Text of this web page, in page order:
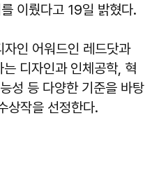
이뤘다고 19일 밝혔다.
인 어워드인 레드닷과
디자인과 인체공학, 혁
성 등 다양한 기준을 바탕
상작을 선정한다.